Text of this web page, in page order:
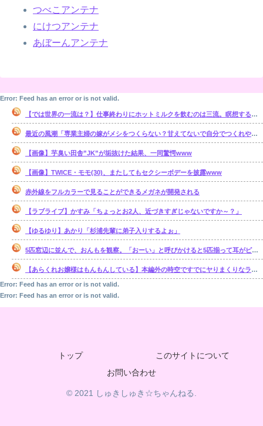
つべこアンテナ
にけつアンテナ
あぼーんアンテナ
Error: Feed has an error or is not valid.
【では世界の一流は？】仕事終わりにホットミルクを飲むのは三流。瞑想するのは二流
最近の風潮「専業主婦の嫁がメシをつくらない？甘えてないで自分でつくれやｗ」←これ正論なの？
【画像】芋臭い田舎”JK”が垢抜けた結果、一同驚愕www
【画像】TWICE・モモ(30)、またしてもセクシーボデーを披露www
赤外線をフルカラーで見ることができるメガネが開発される
【ラブライブ】かすみ「ちょっとお2人、近づきすぎじゃないですか～？」
【ゆるゆり】あかり「杉浦先輩に弟子入りするよぉ」
5匹窓辺に並んで、おんもを観察。「おーい」と呼びかけると5匹揃って耳がピッとコッチを向く。だが、ある単語を言うと・・・【再】
【あらくれお嬢様はもんもんしている】本編外の時空ですでにヤりまくりなラブコメっていいよね
Error: Feed has an error or is not valid.
Error: Feed has an error or is not valid.
トップ
このサイトについて
お問い合わせ
© 2021 しゅきしゅき☆ちゃんねる.